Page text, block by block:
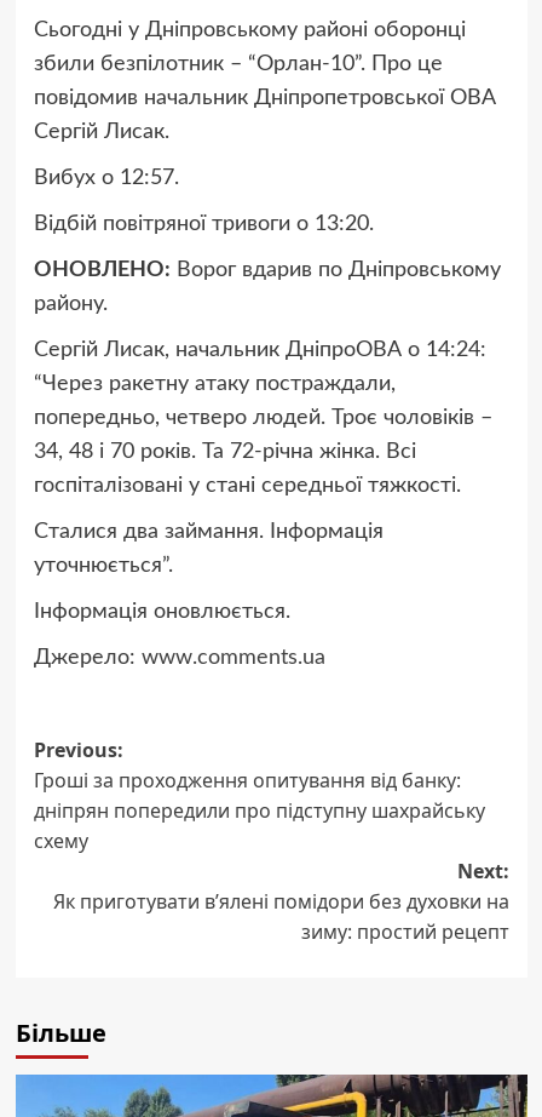
Сьогодні у Дніпровському районі оборонці
збили безпілотник – “Орлан-10”. Про це
повідомив начальник Дніпропетровської ОВА
Сергій Лисак.
Вибух о 12:57.
Відбій повітряної тривоги о 13:20.
ОНОВЛЕНО: Ворог вдарив по Дніпровському
району.
Сергій Лисак, начальник ДніпроОВА о 14:24:
“Через ракетну атаку постраждали,
попередньо, четверо людей. Троє чоловіків –
34, 48 і 70 років. Та 72-річна жінка. Всі
госпіталізовані у стані середньої тяжкості.
Сталися два займання. Інформація
уточнюється”.
Інформація оновлюється.
Джерело: www.comments.ua
Post
navigation
Previous:
Гроші за проходження опитування від банку:
дніпрян попередили про підступну шахрайську
схему
Next:
Як приготувати вʼялені помідори без духовки на
зиму: простий рецепт
Більше